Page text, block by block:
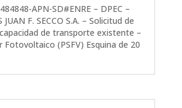
APN-SD#ENRE – DPEC –
JUAN F. SECCO S.A. – Solicitud de
de transporte existente –
Fotovoltaico (PSFV) Esquina de 20